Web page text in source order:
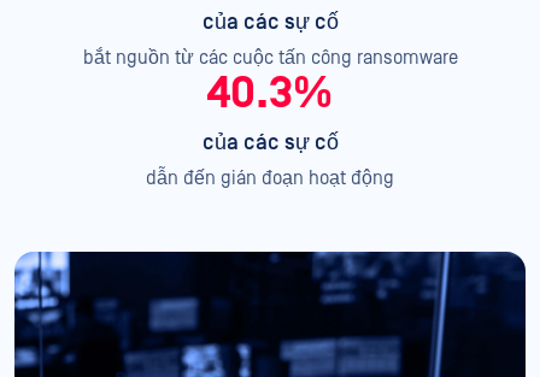
của các sự cố
bắt nguồn từ các cuộc tấn công ransomware
40.3%
của các sự cố
dẫn đến gián đoạn hoạt động